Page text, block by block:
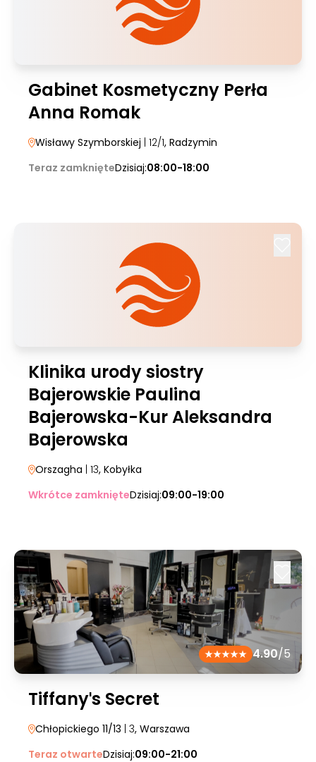
Gabinet Kosmetyczny Perła
Anna Romak
Wisławy Szymborskiej | 12/1, Radzymin
Teraz zamknięteDzisiaj:08:00-18:00
Klinika urody siostry
Bajerowskie Paulina
Bajerowska-Kur Aleksandra
Bajerowska
Orszagha | 13, Kobyłka
Wkrótce zamknięteDzisiaj:09:00-19:00
4.90/5
Tiffanyˈs Secret
Chłopickiego 11/13 | 3, Warszawa
Teraz otwarteDzisiaj:09:00-21:00